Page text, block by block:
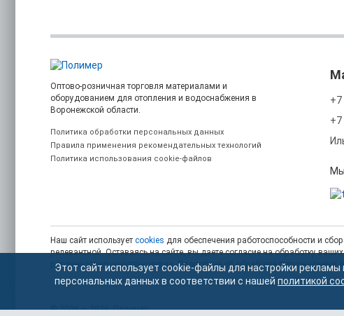
Оптово-розничная торговля материалами и
оборудованием для отопления и водоснабжения в
Воронежской области.
Политика обработки персональных данных
Правила применения рекомендательных технологий
Политика использования cookie-файлов
+7
+7
Мы
Наш сайт использует cookies для обеспечения работоспособности и
релевантной. Оставаясь на сайте, вы даете согласие на обработку
рекомендательные технологии . Подробнее об обработке персональных
© 2006 — 2026. Полимер.
Этот сайт использует cookie-файлы для настройки
персональных данных в соответствии с нашей политикой